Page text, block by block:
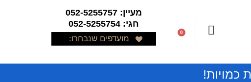
0
מעיין: 052-5255757
חגי: 052-5255754
מועדפים שנבחרו:
כמויות!